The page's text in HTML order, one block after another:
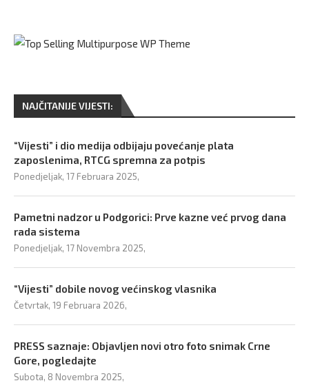
NAJČITANIJE VIJESTI:
“Vijesti” i dio medija odbijaju povećanje plata
zaposlenima, RTCG spremna za potpis
Ponedjeljak, 17 Februara 2025,
Pametni nadzor u Podgorici: Prve kazne već prvog dana
rada sistema
Ponedjeljak, 17 Novembra 2025,
“Vijesti” dobile novog većinskog vlasnika
Četvrtak, 19 Februara 2026,
PRESS saznaje: Objavljen novi otro foto snimak Crne
Gore, pogledajte
Subota, 8 Novembra 2025,